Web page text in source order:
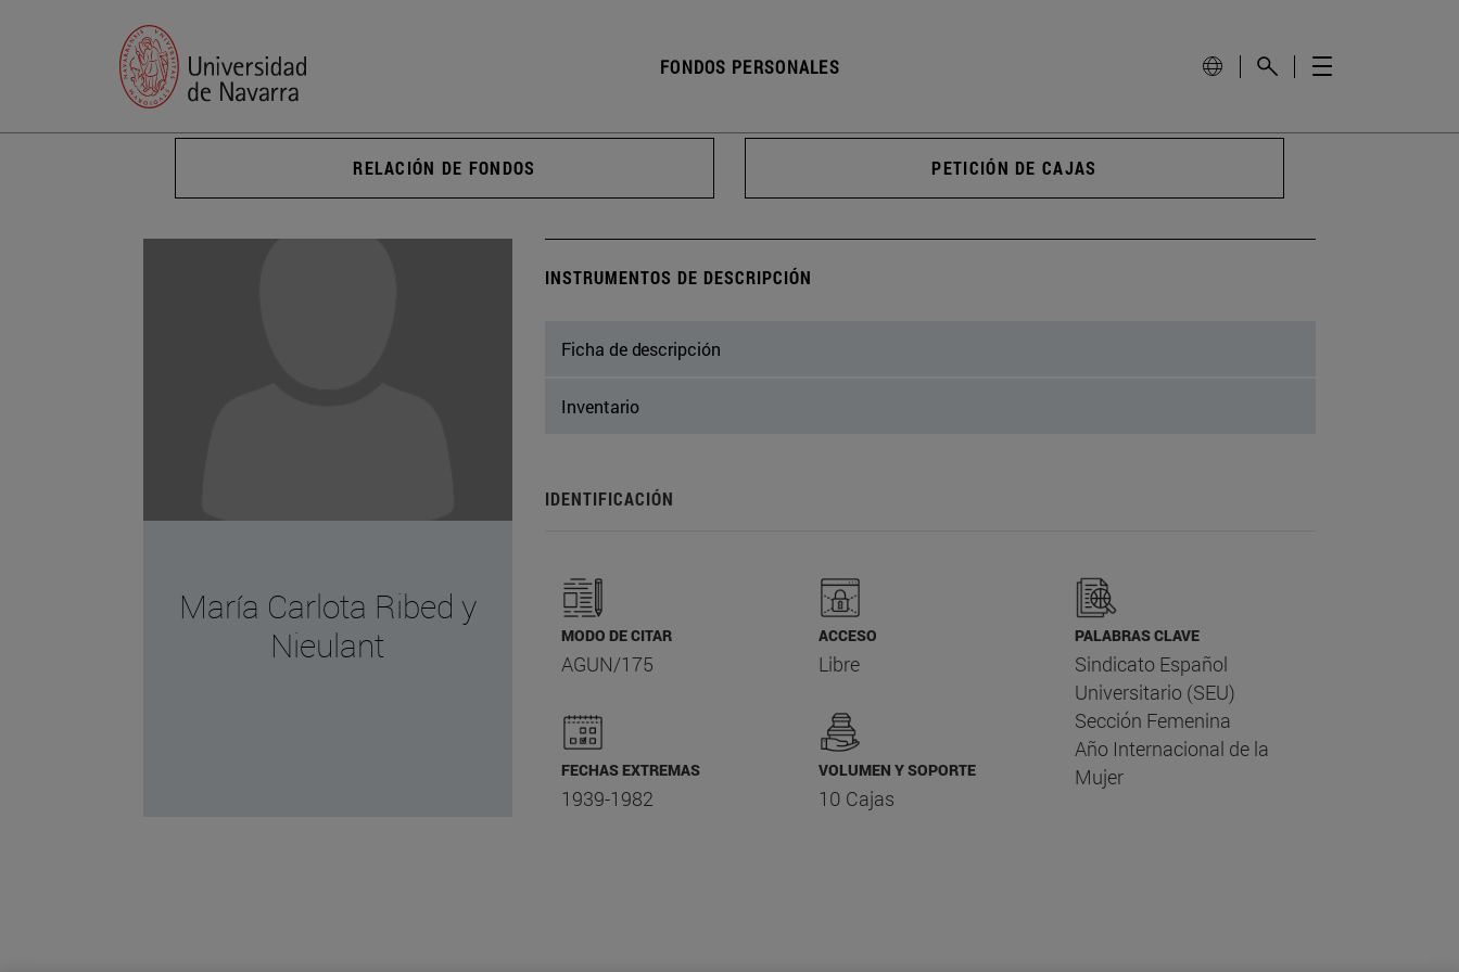
FONDOS PERSONALES
RELACIÓN DE FONDOS PETICIÓN DE CAJAS
María Carlota Ribed y
Nieulant
INSTRUMENTOS DE DESCRIPCIÓN
Ficha de descripción
Inventario
IDENTIFICACIÓN
MODO DE CITAR
AGUN/175
FECHAS EXTREMAS
1939-1982
ACCESO
Libre
VOLUMEN Y SOPORTE
10 Cajas
PALABRAS CLAVE
Sindicato Español
Universitario (SEU)
Sección Femenina
Año Internacional de la
Mujer